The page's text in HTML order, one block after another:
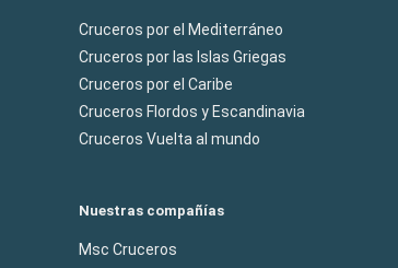
Cruceros por el Mediterráneo
Cruceros por las Islas Griegas
Cruceros por el Caribe
Cruceros Flordos y Escandinavia
Cruceros Vuelta al mundo
Nuestras compañías
Msc Cruceros